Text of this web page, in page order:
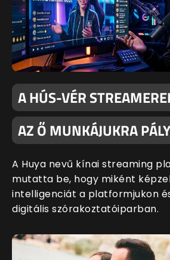
A HÚS-VÉR
AZ Ő MUNKÁJUKRA
A Huya nevű kínai streaming
mutatta be, hogy miként
intelligenciát a platformjukon
digitális szórakoztatóiparban.